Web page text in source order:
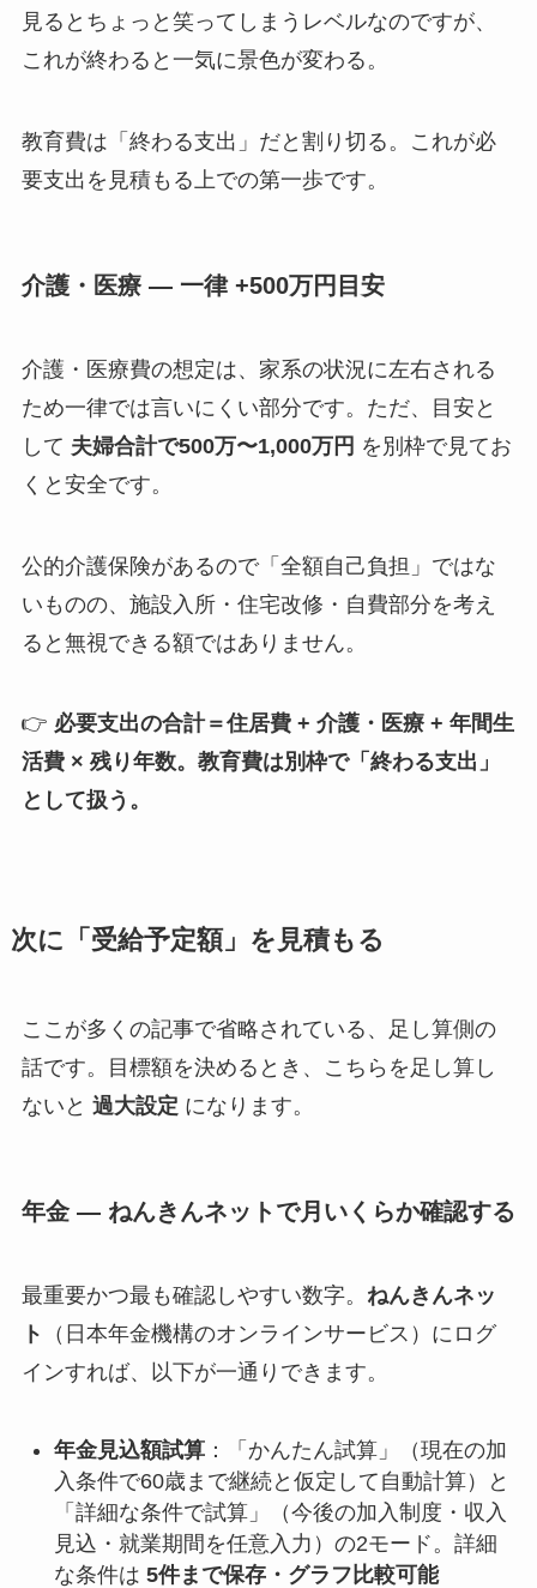
見るとちょっと笑ってしまうレベルなのですが、
これが終わると一気に景色が変わる。
教育費は「終わる支出」だと割り切る。これが必
要支出を見積もる上での第一歩です。
介護・医療 — 一律 +500万円目安
介護・医療費の想定は、家系の状況に左右される
ため一律では言いにくい部分です。ただ、目安と
して 夫婦合計で500万〜1,000万円 を別枠で見てお
くと安全です。
公的介護保険があるので「全額自己負担」ではな
いものの、施設入所・住宅改修・自費部分を考え
ると無視できる額ではありません。
👉 必要支出の合計＝住居費 + 介護・医療 + 年間生
活費 × 残り年数。教育費は別枠で「終わる支出」
として扱う。
次に「受給予定額」を見積もる
ここが多くの記事で省略されている、足し算側の
話です。目標額を決めるとき、こちらを足し算し
ないと 過大設定 になります。
年金 — ねんきんネットで月いくらか確認する
最重要かつ最も確認しやすい数字。 ねんきんネッ
ト
（日本年金機構のオンラインサービス）にログ
インすれば、以下が一通りできます。
年金見込額試算：「かんたん試算」（現在の加
入条件で60歳まで継続と仮定して自動計算）と
「詳細な条件で試算」（今後の加入制度・収入
見込・就業期間を任意入力）の2モード。詳細
な条件は 5件まで保存・グラフ比較可能